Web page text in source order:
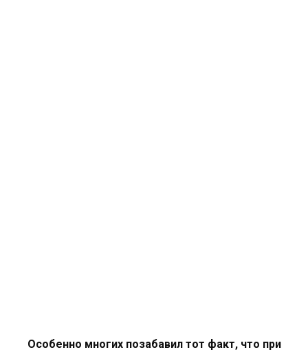
Особенно многих позабавил тот факт, что при